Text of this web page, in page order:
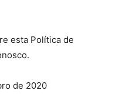
esta Política de
de 2020